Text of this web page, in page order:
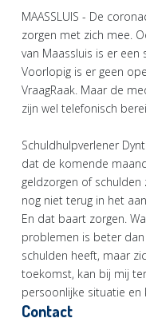
MAASSLUIS - De
zorgen met zich mee.
van Maassluis is er een
Voorlopig is er geen
VraagRaak. Maar de
zijn wel telefonisch
Schuldhulpverlener
dat de komende
geldzorgen of
nog niet terug in het
En dat baart zorgen.
problemen is beter dan
schulden heeft, maar
toekomst, kan bij mij
persoonlijke situatie en
Contact